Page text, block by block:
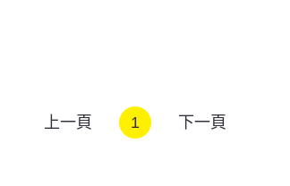
上一頁 1 下一頁